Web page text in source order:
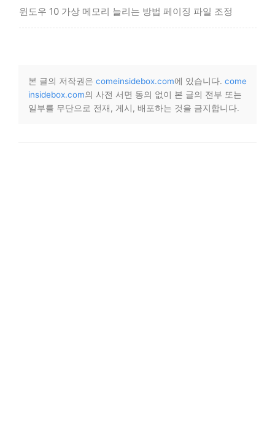
윈도우 10 가상 메모리 늘리는 방법 페이징 파일 조정
본 글의 저작권은 comeinsidebox.com에 있습니다. come
insidebox.com의 사전 서면 동의 없이 본 글의 전부 또는
일부를 무단으로 전재, 게시, 배포하는 것을 금지합니다.